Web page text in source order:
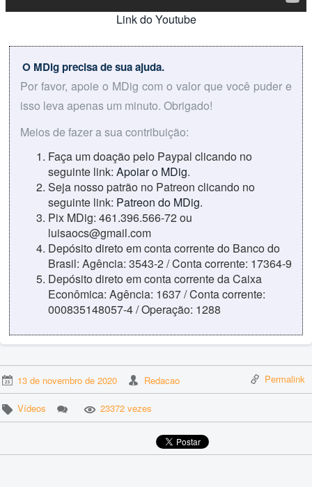
Link do Youtube
O MDig precisa de sua ajuda.
Por favor, apoie o MDig com o valor que você puder e
isso leva apenas um minuto. Obrigado!
Meios de fazer a sua contribuição:
Faça um doação pelo Paypal clicando no
seguinte link: Apoiar o MDig.
Seja nosso patrão no Patreon clicando no
seguinte link: Patreon do MDig.
Pix MDig: 461.396.566-72 ou
luisaocs@gmail.com
Depósito direto em conta corrente do Banco do
Brasil: Agência: 3543-2 / Conta corrente: 17364-9
Depósito direto em conta corrente da Caixa
Econômica: Agência: 1637 / Conta corrente:
000835148057-4 / Operação: 1288
13 de novembro de 2020 Redacao Permalink
Vídeos 23372 vezes